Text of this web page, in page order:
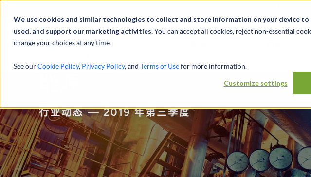
We use cookies and similar technologies to collect and store information on your device
used, and support our marketing activities.You can accept all cookies, reject non-essential
change your choices at any time.
See ourCookie Policy, Privacy Policy, and Terms of Usefor more information.
Customize settings
行业动态 — 2019 年第三季度